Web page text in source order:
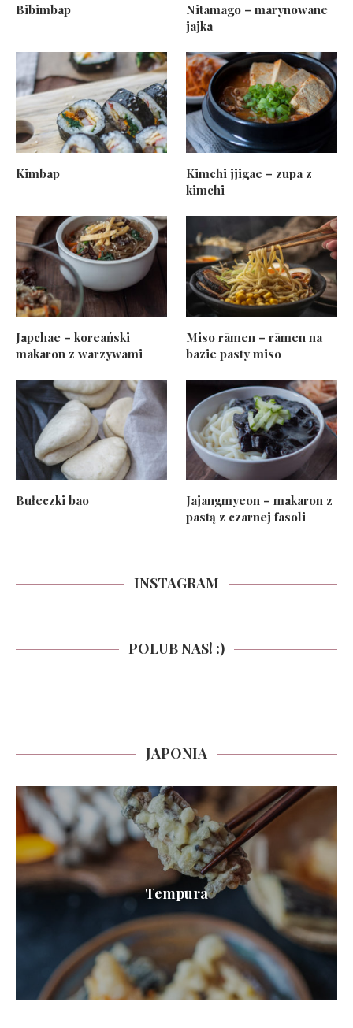
Bibimbap
Nitamago – marynowane
jajka
Kimbap
Kimchi jjigae – zupa z
kimchi
Japchae – koreański
makaron z warzywami
Miso rāmen – rāmen na
bazie pasty miso
Bułeczki bao
Jajangmyeon – makaron z
pastą z czarnej fasoli
INSTAGRAM
POLUB NAS! :)
JAPONIA
Tempura